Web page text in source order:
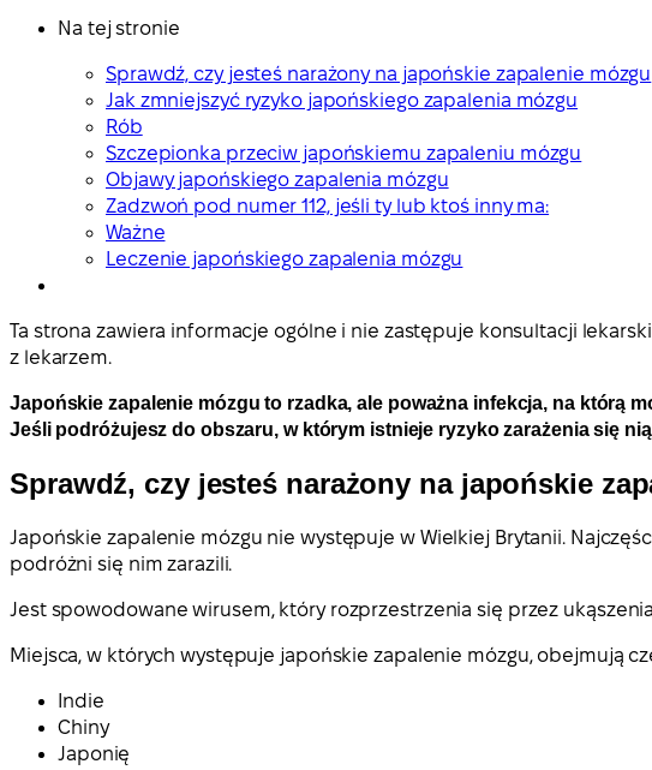
Na tej stronie
Sprawdź, czy jesteś narażony na japońskie zapalenie mózgu
Jak zmniejszyć ryzyko japońskiego zapalenia mózgu
Rób
Szczepionka przeciw japońskiemu zapaleniu mózgu
Objawy japońskiego zapalenia mózgu
Zadzwoń pod numer 112, jeśli ty lub ktoś inny ma:
Ważne
Leczenie japońskiego zapalenia mózgu
Ta strona zawiera informacje ogólne i nie zastępuje konsultacji
z lekarzem.
Japońskie zapalenie mózgu to rzadka, ale poważna infekcja, na którą
Jeśli podróżujesz do obszaru, w którym istnieje ryzyko zarażenia się
Sprawdź, czy jesteś narażony na japońskie
Japońskie zapalenie mózgu nie występuje w Wielkiej Brytanii.
podróżni się nim zarazili.
Jest spowodowane wirusem, który rozprzestrzenia się przez
Miejsca, w których występuje japońskie zapalenie mózgu, obejmują
Indie
Chiny
Japonię